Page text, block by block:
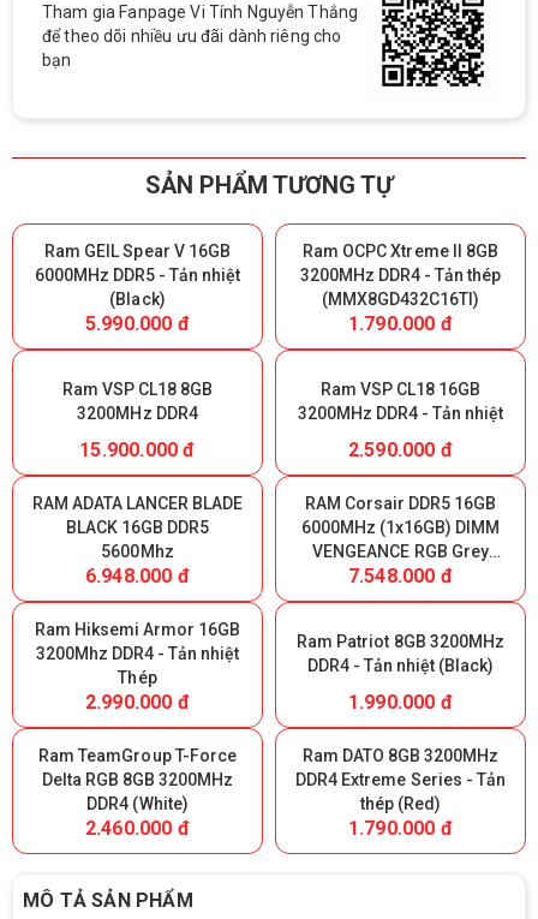
Tham gia Fanpage Vi Tính Nguyễn Thắng
để theo dõi nhiều ưu đãi dành riêng cho
bạn
SẢN PHẨM TƯƠNG TỰ
Ram GEIL Spear V 16GB
6000MHz DDR5 - Tản nhiệt
(Black)
5.990.000 đ
Ram OCPC Xtreme II 8GB
3200MHz DDR4 - Tản thép
(MMX8GD432C16TI)
1.790.000 đ
Ram VSP CL18 8GB
3200MHz DDR4
15.900.000 đ
Ram VSP CL18 16GB
3200MHz DDR4 - Tản nhiệt
2.590.000 đ
RAM ADATA LANCER BLADE
BLACK 16GB DDR5
5600Mhz
6.948.000 đ
RAM Corsair DDR5 16GB
6000MHz (1x16GB) DIMM
VENGEANCE RGB Grey
Heatspreader, RGB LED,
Intel XMP & AMD EXPO,
7.548.000 đ
Ram Hiksemi Armor 16GB
3200Mhz DDR4 - Tản nhiệt
Thép
2.990.000 đ
Ram Patriot 8GB 3200MHz
DDR4 - Tản nhiệt (Black)
1.990.000 đ
Ram TeamGroup T-Force
Delta RGB 8GB 3200MHz
DDR4 (White)
2.460.000 đ
Ram DATO 8GB 3200MHz
DDR4 Extreme Series - Tản
thép (Red)
1.790.000 đ
MÔ TẢ SẢN PHẨM